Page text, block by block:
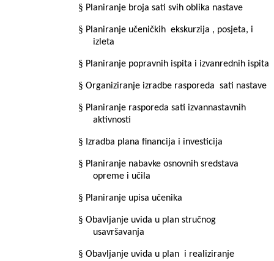
§ Planiranje broja sati svih oblika nastave
§ Planiranje učeničkih ekskurzija , posjeta, i
izleta
§ Planiranje popravnih ispita i izvanrednih ispita
§ Organiziranje izradbe rasporeda sati nastave
§ Planiranje rasporeda sati izvannastavnih
aktivnosti
§ Izradba plana financija i investicija
§ Planiranje nabavke osnovnih sredstava
opreme i učila
§ Planiranje upisa učenika
§ Obavljanje uvida u plan stručnog
usavršavanja
§ Obavljanje uvida u plan i realiziranje